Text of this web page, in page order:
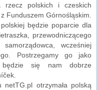
rzecz polskich i czeskich
Funduszem Górnośląskim.
będzie poparcie dla
przewodniczącego
wcześniej
Postrzegamy go jako
się nam dobrze
otrzymała polską